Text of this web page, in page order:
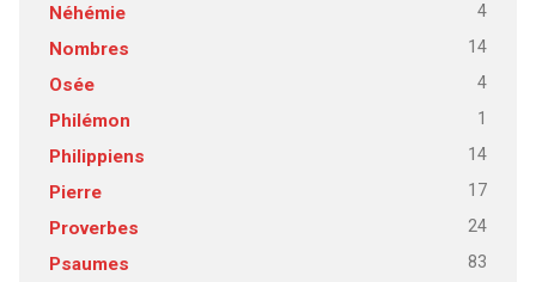
Néhémie 4
Nombres 14
Osée 4
Philémon 1
Philippiens 14
Pierre 17
Proverbes 24
Psaumes 83